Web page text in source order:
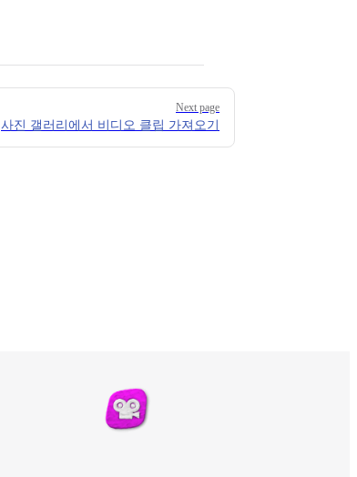
Next page
사진 갤러리에서 비디오 클립 가져오기